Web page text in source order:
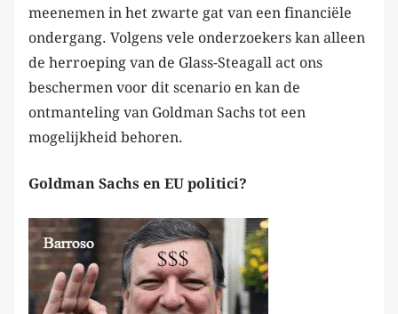
meenemen in het zwarte gat van een financiële
ondergang. Volgens vele onderzoekers kan alleen
de herroeping van de Glass-Steagall act ons
beschermen voor dit scenario en kan de
ontmanteling van Goldman Sachs tot een
mogelijkheid behoren.
Goldman Sachs en EU politici?